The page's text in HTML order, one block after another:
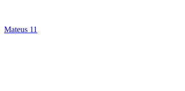
Mateus 11